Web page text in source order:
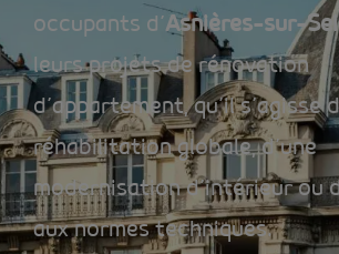
occupants d’Asnières-sur-
leurs projets de rénovation
d’appartement, qu’il s’agisse
réhabilitation globale, d’une
modernisation d’intérieur ou
aux normes techniques.